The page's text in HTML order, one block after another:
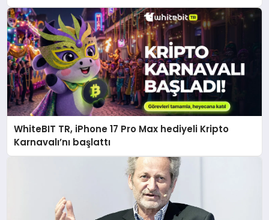
WhiteBIT TR, iPhone 17 Pro Max hediyeli Kripto
Karnavalı’nı başlattı